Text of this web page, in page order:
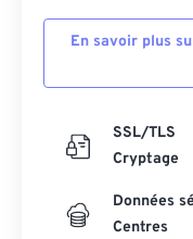
En savoir plus
SSL/TLS
Cryptage
Données
Centres